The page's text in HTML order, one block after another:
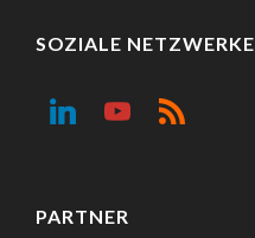
SOZIALE NETZWERKE
PARTNER